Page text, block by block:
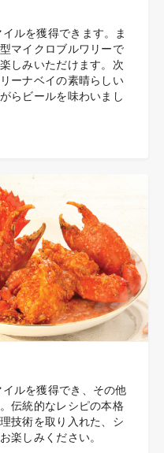
ルを獲得できます。ま
マイクロブルワリーで
しみいただけます。次
ーナベイの素晴らしい
らビールを味わいまし
ルを獲得でき、その他
伝統的なレシピの本格
技術を取り入れた、シ
楽しみください。